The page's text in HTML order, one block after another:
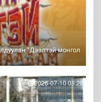
“Дээлтэй монгол
2026-07-10 08:28